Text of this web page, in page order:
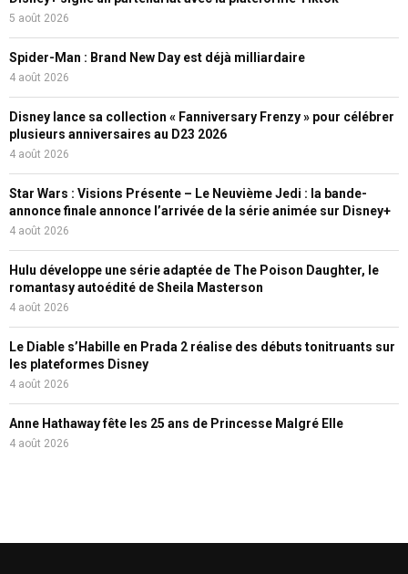
5 août 2026
Spider-Man : Brand New Day est déjà milliardaire
4 août 2026
Disney lance sa collection « Fanniversary Frenzy » pour célébrer
plusieurs anniversaires au D23 2026
4 août 2026
Star Wars : Visions Présente – Le Neuvième Jedi : la bande-
annonce finale annonce l’arrivée de la série animée sur Disney+
4 août 2026
Hulu développe une série adaptée de The Poison Daughter, le
romantasy autoédité de Sheila Masterson
4 août 2026
Le Diable s’Habille en Prada 2 réalise des débuts tonitruants sur
les plateformes Disney
4 août 2026
Anne Hathaway fête les 25 ans de Princesse Malgré Elle
4 août 2026